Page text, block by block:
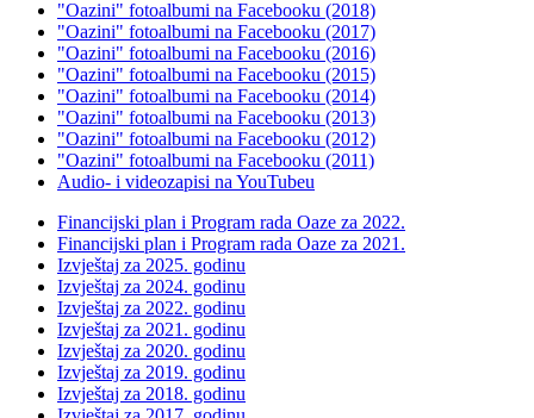
"Oazini" fotoalbumi na Facebooku (2018)
"Oazini" fotoalbumi na Facebooku (2017)
"Oazini" fotoalbumi na Facebooku (2016)
"Oazini" fotoalbumi na Facebooku (2015)
"Oazini" fotoalbumi na Facebooku (2014)
"Oazini" fotoalbumi na Facebooku (2013)
"Oazini" fotoalbumi na Facebooku (2012)
"Oazini" fotoalbumi na Facebooku (2011)
Audio- i videozapisi na YouTubeu
Financijski plan i Program rada Oaze za 2022.
Financijski plan i Program rada Oaze za 2021.
Izvještaj za 2025. godinu
Izvještaj za 2024. godinu
Izvještaj za 2022. godinu
Izvještaj za 2021. godinu
Izvještaj za 2020. godinu
Izvještaj za 2019. godinu
Izvještaj za 2018. godinu